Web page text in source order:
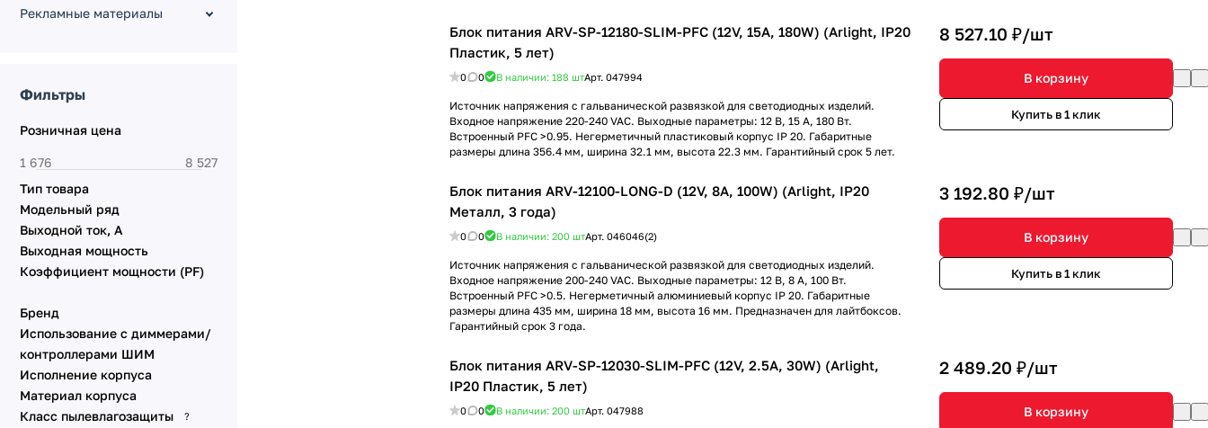
Блок питания ARV-SP-12180-SLIM-PFC (12V, 15A, 180W) (Arlight, IP20
Пластик, 5 лет)
0 0 В наличии: 188 штАрт. 047994
Источник напряжения с гальванической развязкой для светодиодных изделий.
Входное напряжение 220-240 VAC. Выходные параметры: 12 В, 15 А, 180 Вт.
Встроенный PFC >0.95. Негерметичный пластиковый корпус IP 20. Габаритные
размеры длина 356.4 мм, ширина 32.1 мм, высота 22.3 мм. Гарантийный срок 5 лет.
8 527.10 ₽/шт
В корзину
Купить в 1 клик
Блок питания ARV-12100-LONG-D (12V, 8A, 100W) (Arlight, IP20
Металл, 3 года)
0 0 В наличии: 200 штАрт. 046046(2)
Источник напряжения с гальванической развязкой для светодиодных изделий.
Входное напряжение 200-240 VAC. Выходные параметры: 12 В, 8 А, 100 Вт.
Встроенный PFC >0.5. Негерметичный алюминиевый корпус IP 20. Габаритные
размеры длина 435 мм, ширина 18 мм, высота 16 мм. Предназначен для лайтбоксов.
Гарантийный срок 3 года.
3 192.80 ₽/шт
В корзину
Купить в 1 клик
Блок питания ARV-SP-12030-SLIM-PFC (12V, 2.5A, 30W) (Arlight,
IP20 Пластик, 5 лет)
0 0 В наличии: 200 штАрт. 047988
2 489.20 ₽/шт
В корзину
[для мощных
Источники питания для
Источники аварийного
Комплектующие для
монтажа
моторами
Электрокарнизы с
Рекламные материалы
Фильтры
Розничная цена
Тип товара
Модельный ряд
Выходной ток, А
Выходная мощность
Коэффициент мощности (PF)
Бренд
Использование с диммерами/
контроллерами ШИМ
Исполнение корпуса
Материал корпуса
Класс пылевлагозащиты
?